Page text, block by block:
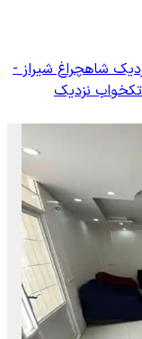
شاهچراغ شیراز -
تکخواب نزدیک